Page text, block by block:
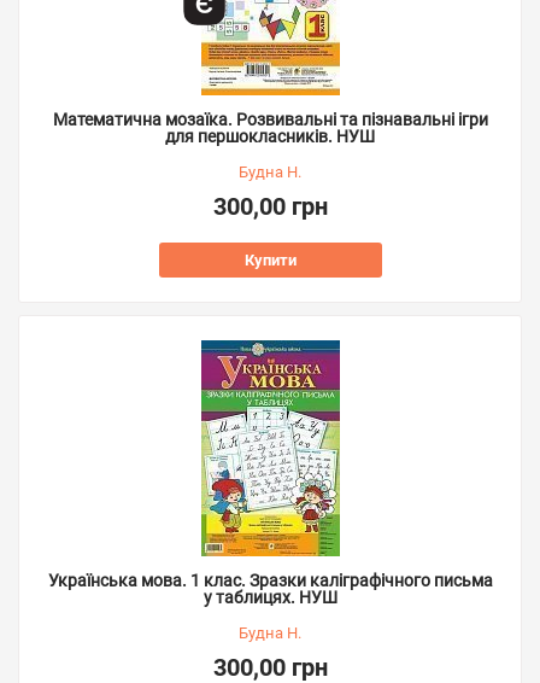
Математична мозаїка. Розвивальні та пізнавальні ігри
для першокласників. НУШ
Будна Н.
300,00 грн
Купити
Українська мова. 1 клас. Зразки каліграфічного письма
у таблицях. НУШ
Будна Н.
300,00 грн